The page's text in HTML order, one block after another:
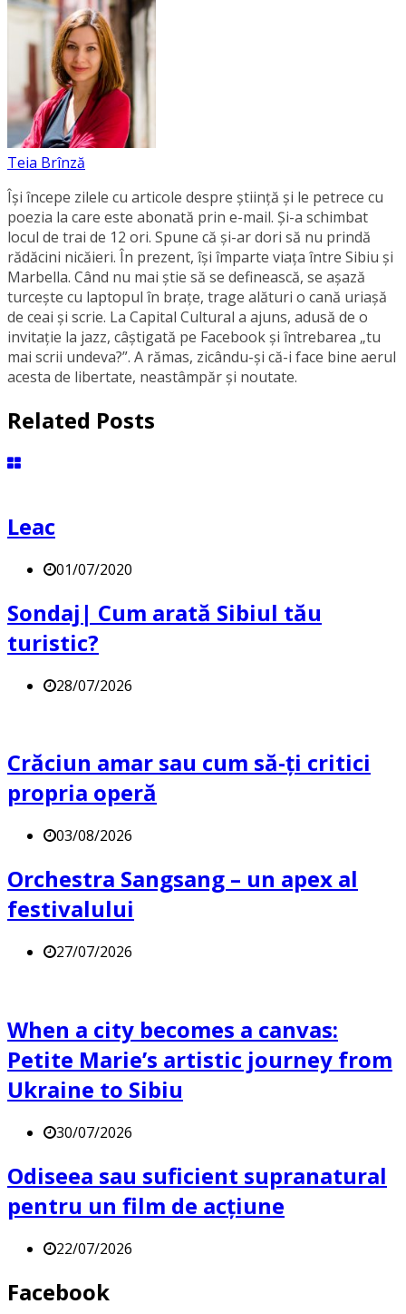
Teia Brînză
Își începe zilele cu articole despre știință și le petrece cu
poezia la care este abonată prin e-mail. Și-a schimbat
locul de trai de 12 ori. Spune că și-ar dori să nu prindă
rădăcini nicăieri. În prezent, își împarte viața între Sibiu și
Marbella. Când nu mai știe să se definească, se aşază
turcește cu laptopul în brațe, trage alături o cană uriașă
de ceai și scrie. La Capital Cultural a ajuns, adusă de o
invitație la jazz, câștigată pe Facebook și întrebarea „tu
mai scrii undeva?”. A rămas, zicându-și că-i face bine aerul
acesta de libertate, neastâmpăr și noutate.
Related Posts
Leac
01/07/2020
Sondaj| Cum arată Sibiul tău
turistic?
28/07/2026
Crăciun amar sau cum să-ți critici
propria operă
03/08/2026
Orchestra Sangsang – un apex al
festivalului
27/07/2026
When a city becomes a canvas:
Petite Marie’s artistic journey from
Ukraine to Sibiu
30/07/2026
Odiseea sau suficient supranatural
pentru un film de acțiune
22/07/2026
Facebook